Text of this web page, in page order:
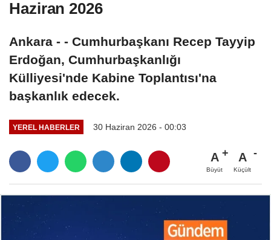
Haziran 2026
Ankara - - Cumhurbaşkanı Recep Tayyip
Erdoğan, Cumhurbaşkanlığı
Külliyesi'nde Kabine Toplantısı'na
başkanlık edecek.
YEREL HABERLER 30 Haziran 2026 - 00:03
A
Büyüt
A
Küçült